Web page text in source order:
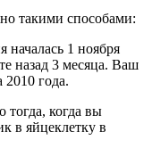
такими способами:
началась 1 ноября
назад 3 месяца. Ваш
2010 года.
тогда, когда вы
в яйцеклетку в